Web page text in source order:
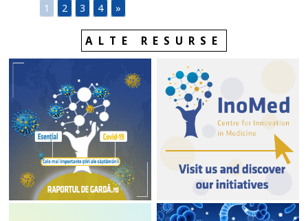
1 2 3 4 »
ALTE RESURSE